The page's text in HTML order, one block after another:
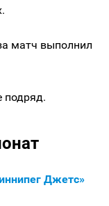
матч выполнил
подряд.
Джетс»